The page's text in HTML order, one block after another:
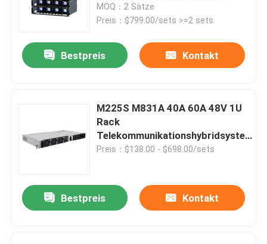
Stromversorger
MOQ：2 Sätze
Preis：$799.00/sets >=2 sets
Bestpreis Kontakt
M225S M831A 40A 60A 48V 1U
Rack
Telekommunikationshybridsystem
Netsure 2100 A31
Preis：$138.00 - $698.00/sets
Bestpreis Kontakt